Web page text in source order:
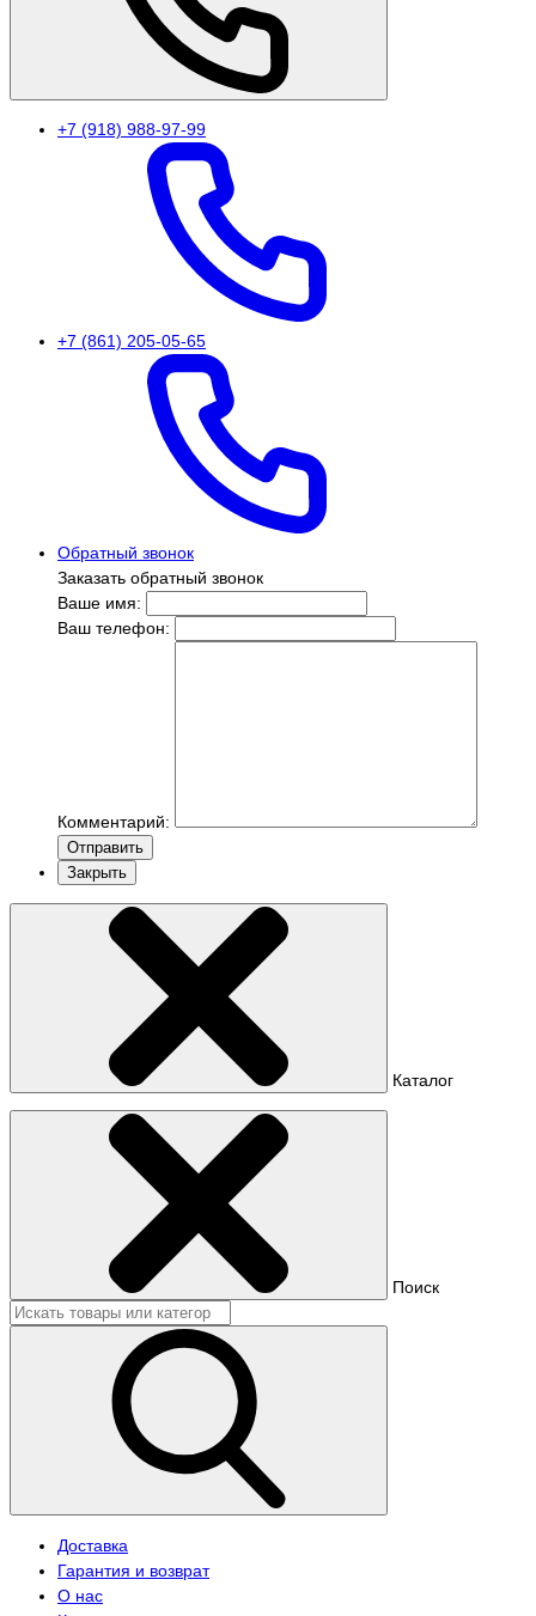
+7 (918) 988-97-99
+7 (861) 205-05-65
Обратный звонок
Заказать обратный звонок
Ваше имя:
Ваш телефон:
Комментарий:
Отправить
Закрыть
Каталог
Поиск
Доставка
Гарантия и возврат
О нас